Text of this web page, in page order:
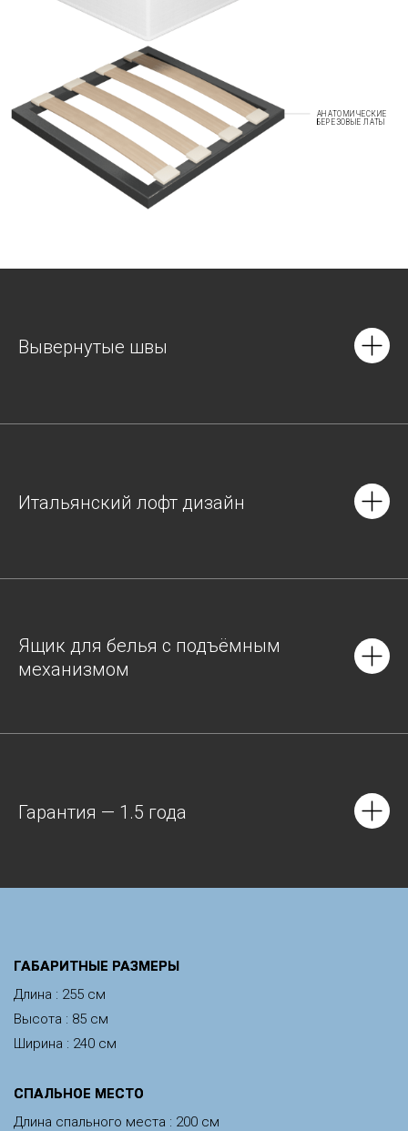
АНАТОМИЧЕСКИЕ
БЕРЕЗОВЫЕ ЛАТЫ
Вывернутые швы
Итальянский лофт дизайн
Ящик для белья с подъёмным
механизмом
Гарантия — 1.5 года
ГАБАРИТНЫЕ РАЗМЕРЫ
Длина : 255 см
Высота : 85 см
Ширина : 240 см
CПАЛЬНОЕ МЕСТО
Длина спального места : 200 см